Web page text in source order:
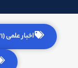
اخبار علمی (571)